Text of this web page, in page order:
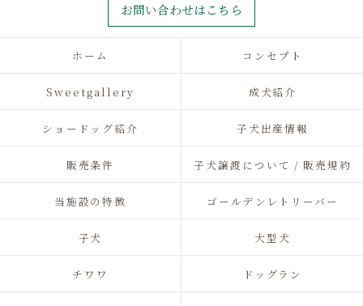
お問い合わせはこちら
ホーム コンセプト
Sweetgallery 成犬紹介
ショードッグ紹介 子犬出産情報
販売条件 子犬譲渡について / 販売規約
当施設の特徴 ゴールデンレトリーバー
子犬 大型犬
チワワ ドッグラン